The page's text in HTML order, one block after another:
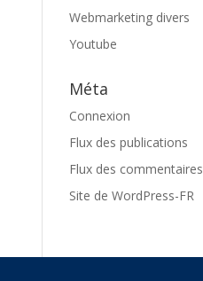
Webmarketing divers
Youtube
Méta
Connexion
Flux des publications
Flux des commentaires
Site de WordPress-FR